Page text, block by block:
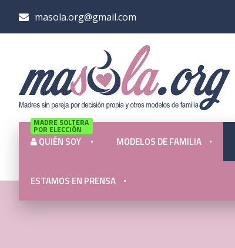
masola.org@gmail.com
QUIÉN SOY
MADRE SOLTERA
POR ELECCIÓN
MODELOS DE FAMILIA
ESTAMOS EN PRENSA